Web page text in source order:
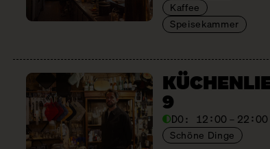
Kaffee
Speisekammer
9
DO: 12:00 – 22:00
Schöne Dinge